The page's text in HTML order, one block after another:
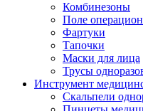
Комбинезоны
Поле
Фартуки
Тапочки
Маски для лица
Трусы
Инструмент
Скальпели